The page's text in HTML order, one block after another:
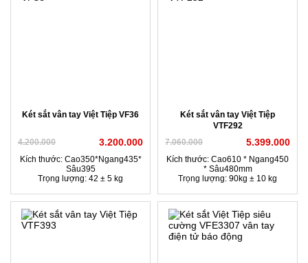
Két sắt vân tay Việt Tiệp VF36
4.200.000 3.200.000
Kích thước: Cao350*Ngang435*
Sâu395
Trọng lượng: 42 ± 5 kg
Két sắt vân tay Việt Tiệp
VTF292
7.060.000
5.399.000
Kích thước: Cao610 * Ngang450
* Sâu480mm
Trọng lượng: 90kg ± 10 kg